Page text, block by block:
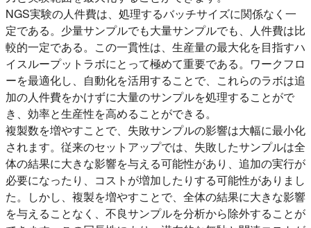
NGS実験の人件費は、処理するバッチサイズに関係なく一
定である。少量サンプルでも大量サンプルでも、人件費は比
較的一定である。この一貫性は、生産量の最大化を目指すハ
イスループットラボにとって極めて重要である。ワークフロ
ーを最適化し、自動化を活用することで、これらのラボは追
加の人件費をかけずに大量のサンプルを処理することがで
き、効率と生産性を高めることができる。
複製数を増やすことで、失敗サンプルの影響は大幅に最小化
されます。従来のセットアップでは、失敗したサンプルは全
体の結果に大きな影響を与える可能性があり、追加の実行が
必要になったり、コストが増加したりする可能性がありまし
た。しかし、複製を増やすことで、全体の結果に大きな影響
を与えることなく、不良サンプルを分析から除外することが